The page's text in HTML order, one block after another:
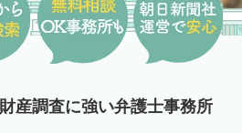
産調査に強い弁護士事務所